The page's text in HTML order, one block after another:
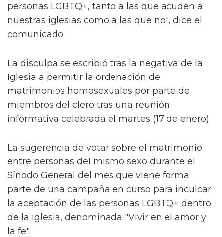
personas LGBTQ+, tanto a las que acuden a
nuestras iglesias como a las que no", dice el
comunicado.
La disculpa se escribió tras la negativa de la
Iglesia a permitir la ordenación de
matrimonios homosexuales por parte de
miembros del clero tras una reunión
informativa celebrada el martes (17 de enero).
La sugerencia de votar sobre el matrimonio
entre personas del mismo sexo durante el
Sínodo General del mes que viene forma
parte de una campaña en curso para inculcar
la aceptación de las personas LGBTQ+ dentro
de la Iglesia, denominada "Vivir en el amor y
la fe".